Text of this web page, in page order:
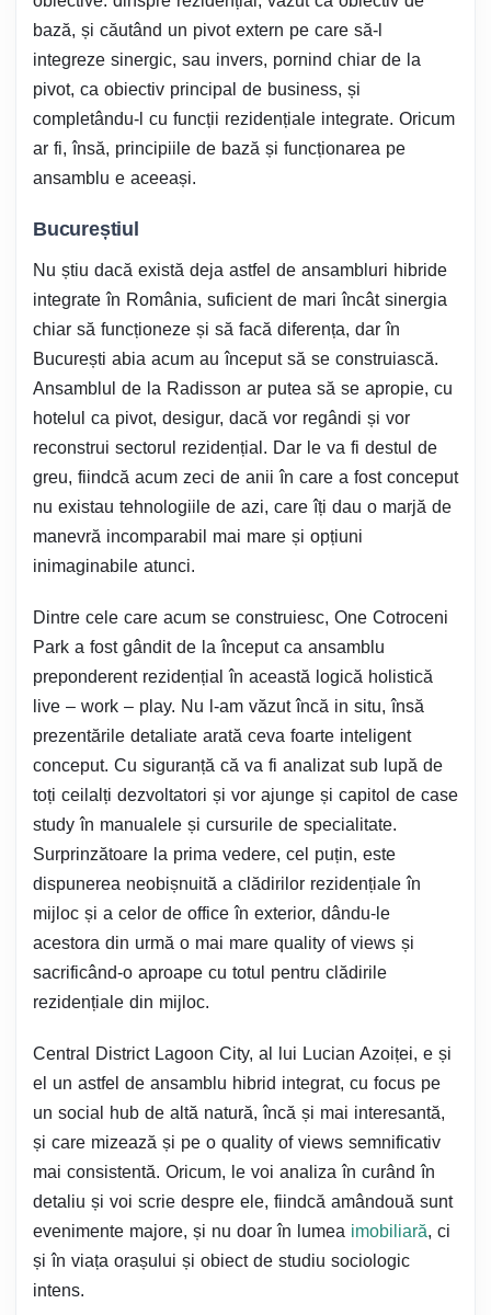
bază, și căutând un pivot extern pe care să-l
integreze sinergic, sau invers, pornind chiar de la
pivot, ca obiectiv principal de business, și
completându-l cu funcții rezidențiale integrate. Oricum
ar fi, însă, principiile de bază și funcționarea pe
ansamblu e aceeași.
Bucureștiul
Nu știu dacă există deja astfel de ansambluri hibride
integrate în România, suficient de mari încât sinergia
chiar să funcționeze și să facă diferența, dar în
București abia acum au început să se construiască.
Ansamblul de la Radisson ar putea să se apropie, cu
hotelul ca pivot, desigur, dacă vor regândi și vor
reconstrui sectorul rezidențial. Dar le va fi destul de
greu, fiindcă acum zeci de anii în care a fost conceput
nu existau tehnologiile de azi, care îți dau o marjă de
manevră incomparabil mai mare și opțiuni
inimaginabile atunci.
Dintre cele care acum se construiesc, One Cotroceni
Park a fost gândit de la început ca ansamblu
preponderent rezidențial în această logică holistică
live – work – play. Nu l-am văzut încă in situ, însă
prezentările detaliate arată ceva foarte inteligent
conceput. Cu siguranță că va fi analizat sub lupă de
toți ceilalți dezvoltatori și vor ajunge și capitol de case
study în manualele și cursurile de specialitate.
Surprinzătoare la prima vedere, cel puțin, este
dispunerea neobișnuită a clădirilor rezidențiale în
mijloc și a celor de office în exterior, dându-le
acestora din urmă o mai mare quality of views și
sacrificând-o aproape cu totul pentru clădirile
rezidențiale din mijloc.
Central District Lagoon City, al lui Lucian Azoiței, e și
el un astfel de ansamblu hibrid integrat, cu focus pe
un social hub de altă natură, încă și mai interesantă,
și care mizează și pe o quality of views semnificativ
mai consistentă. Oricum, le voi analiza în curând în
detaliu și voi scrie despre ele, fiindcă amândouă sunt
evenimente majore, și nu doar în lumea imobiliară, ci
și în viața orașului și obiect de studiu sociologic
intens.